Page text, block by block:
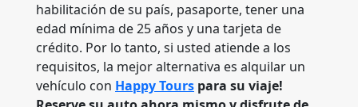
habilitación de su país, pasaporte, tener una
edad mínima de 25 años y una tarjeta de
crédito. Por lo tanto, si usted atiende a los
requisitos, la mejor alternativa es alquilar un
vehículo con Happy Tours para su viaje!